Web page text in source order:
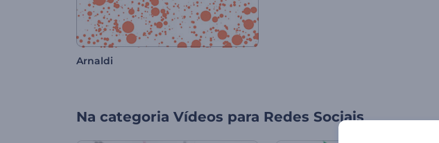
Arnaldi
Na categoria Vídeos para Redes Sociais